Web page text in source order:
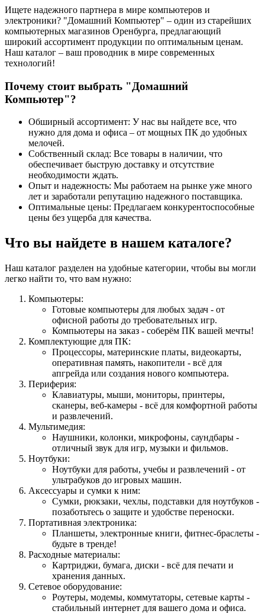
Ищете надежного партнера в мире компьютеров и
электроники? "Домашний Компьютер" – один из старейших
компьютерных магазинов Оренбурга, предлагающий
широкий ассортимент продукции по оптимальным ценам.
Наш каталог – ваш проводник в мире современных
технологий!
Почему стоит выбрать "Домашний
Компьютер"?
Обширный ассортимент: У нас вы найдете все, что
нужно для дома и офиса – от мощных ПК до удобных
мелочей.
Собственный склад: Все товары в наличии, что
обеспечивает быструю доставку и отсутствие
необходимости ждать.
Опыт и надежность: Мы работаем на рынке уже много
лет и заработали репутацию надежного поставщика.
Оптимальные цены: Предлагаем конкурентоспособные
цены без ущерба для качества.
Что вы найдете в нашем каталоге?
Наш каталог разделен на удобные категории, чтобы вы могли
легко найти то, что вам нужно:
Компьютеры:
Готовые компьютеры для любых задач - от
офисной работы до требовательных игр.
Компьютеры на заказ - соберём ПК вашей мечты!
Комплектующие для ПК:
Процессоры, материнские платы, видеокарты,
оперативная память, накопители - всё для
апгрейда или создания нового компьютера.
Периферия:
Клавиатуры, мыши, мониторы, принтеры,
сканеры, веб-камеры - всё для комфортной работы
и развлечений.
Мультимедия:
Наушники, колонки, микрофоны, саундбары -
отличный звук для игр, музыки и фильмов.
Ноутбуки:
Ноутбуки для работы, учебы и развлечений - от
ультрабуков до игровых машин.
Аксессуары и сумки к ним:
Сумки, рюкзаки, чехлы, подставки для ноутбуков -
позаботьтесь о защите и удобстве переноски.
Портативная электроника:
Планшеты, электронные книги, фитнес-браслеты -
будьте в тренде!
Расходные материалы:
Картриджи, бумага, диски - всё для печати и
хранения данных.
Сетевое оборудование:
Роутеры, модемы, коммутаторы, сетевые карты -
стабильный интернет для вашего дома и офиса.